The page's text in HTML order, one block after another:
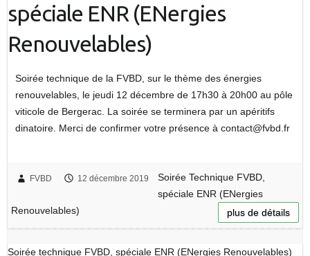
spéciale ENR (ENergies
Renouvelables)
Soirée technique de la FVBD, sur le thème des énergies
renouvelables, le jeudi 12 décembre de 17h30 à 20h00 au pôle
viticole de Bergerac. La soirée se terminera par un apéritifs
dinatoire. Merci de confirmer votre présence à contact@fvbd.fr
FVBD 12 décembre 2019
Soirée Technique FVBD,
spéciale ENR (ENergies
Renouvelables)
plus de détails
Soirée technique FVBD, spéciale ENR (ENergies Renouvelables)